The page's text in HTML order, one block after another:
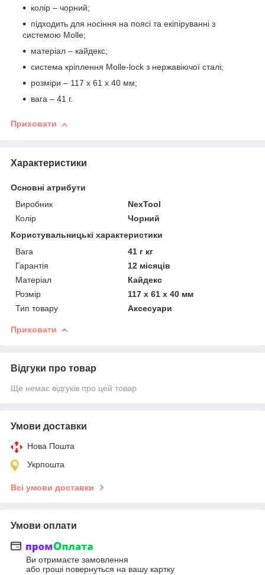
колір – чорний;
підходить для носіння на поясі та екіпіруванні з
системою Molle;
матеріал – кайдекс;
система кріплення Molle-lock з нержавіючої сталі;
розміри – 117 х 61 х 40 мм;
вага – 41 г.
Приховати
Характеристики
Основні атрибути
Виробник
NexTool
Колір
Чорний
Користувальницькі характеристики
Вага
41 г кг
Гарантія
12 місяців
Матеріал
Кайдекс
Розмір
117 х 61 х 40 мм
Тип товару
Аксесуари
Приховати
Відгуки про товар
Ще немає відгуків про цей товар
Умови доставки
Нова Пошта
Укрпошта
Всі умови доставки
Умови оплати
Ви отримаєте замовлення
або гроші повернуться на вашу картку